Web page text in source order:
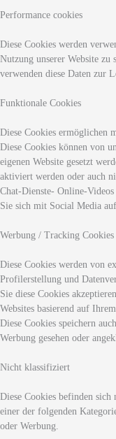
Performance cookies
Diese Cookies werden
Nutzung unserer Website zu
verwenden diese Daten zur
Funktionale Cookies
Diese Cookies ermöglichen
Diese Cookies können von
eigenen Website gesetzt
aktiviert werden oder auch
Chat-Dienste- Online-
Sie sich mit Social Media
Werbung / Tracking Cookies
Diese Cookies werden von
Profilerstellung und
Sie diese Cookies
Websites basierend auf
Diese Cookies speichern
Werbung gesehen oder
Nicht klassifiziert
Diese Cookies befinden
einer der folgenden
oder Werbung.